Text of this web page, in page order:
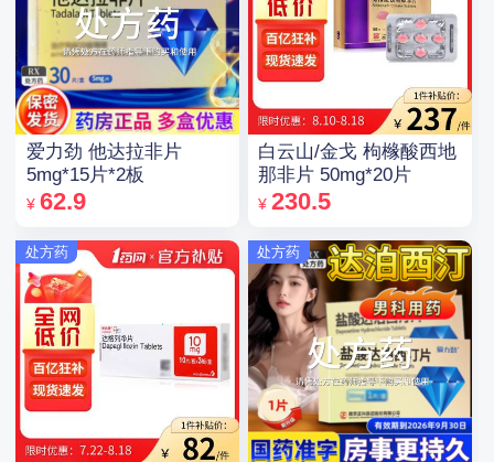
爱力劲 他达拉非片
5mg*15片*2板
¥ 62.9
处方药
白云山/金戈 枸橼酸西地
那非片 50mg*20片
¥ 230.5
处方药